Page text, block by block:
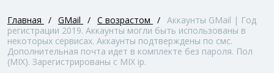
Главная / GMail / С возрастом / Аккаунты GMail | Год
регистрации 2019. Аккаунты могли быть использованы в
некоторых сервисах. Аккаунты подтверждены по смс.
Дополнительная почта идет в комплекте без пароля. Пол
(MIX). Зарегистрированы с MIX ip.